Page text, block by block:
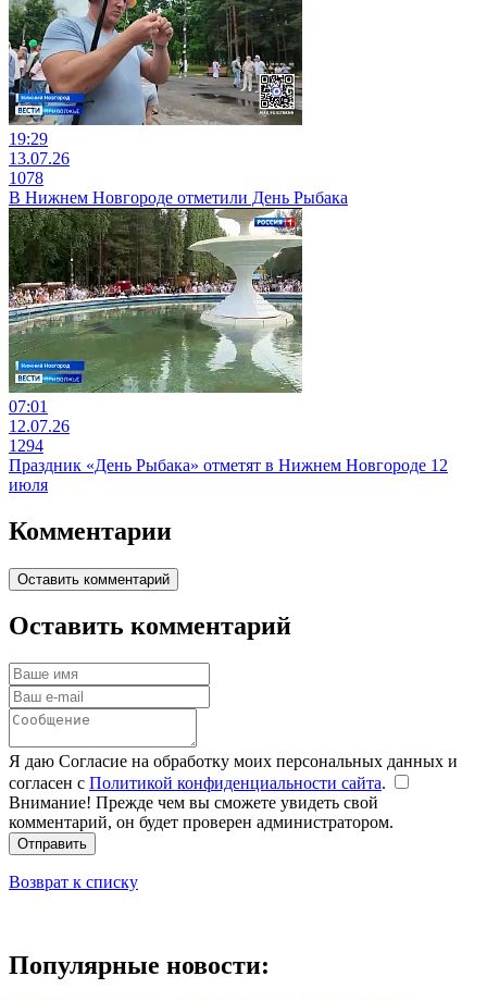
19:29
13.07.26
1078
В Нижнем Новгороде отметили День Рыбака
07:01
12.07.26
1294
Праздник «День Рыбака» отметят в Нижнем Новгороде 12
июля
Комментарии
Оставить комментарий
Оставить комментарий
Я даю Согласие на обработку моих персональных данных и
согласен с Политикой конфиденциальности сайта.
Внимание! Прежде чем вы сможете увидеть свой
комментарий, он будет проверен администратором.
Отправить
Возврат к списку
Популярные новости: